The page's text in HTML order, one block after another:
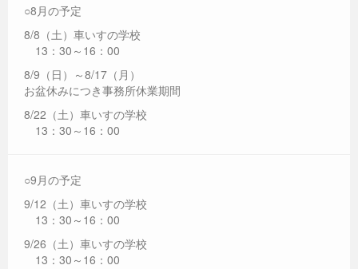
○8月の予定
8/8（土）車いすの学校
13：30～16：00
8/9（日）～8/17（月）
お盆休みにつき事務所休業期間
8/22（土）車いすの学校
13：30～16：00
○9月の予定
9/12（土）車いすの学校
13：30～16：00
9/26（土）車いすの学校
13：30～16：00